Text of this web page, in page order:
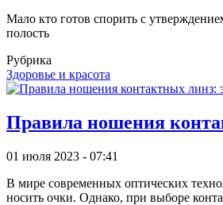
Мало кто готов спорить с
полость
Рубрика
Здоровье и красота
Правила ношения
01 июля 2023 - 07:41
В мире современных оптических
носить очки. Однако, при выборе